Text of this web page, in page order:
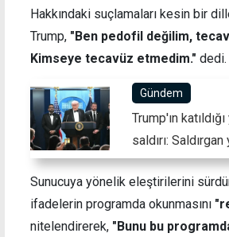
Hakkındaki suçlamaları kesin bir
Trump, "Ben pedofil değilim,
Kimseye tecavüz etmedim." dedi.
Gündem
Trump'ın
saldırı: Saldırgan
Sunucuya yönelik eleştirilerini
ifadelerin programda okunmasını
nitelendirerek, "Bunu bu